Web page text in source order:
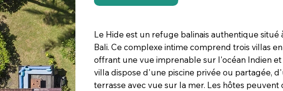
Le Hide est un refuge balinais authentique situé
Bali. Ce complexe intime comprend trois villas
offrant une vue imprenable sur l'océan Indien
villa dispose d'une piscine privée ou partagée,
terrasse avec vue sur la mer. Les hôtes